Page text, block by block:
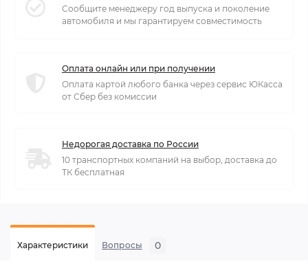
Сообщите менеджеру год выпуска и поколение
автомобиля и мы гарантируем совместимость
Оплата онлайн или при получении
Оплата картой любого банка через сервис ЮКасса
от Сбер без комиссии
Недорогая доставка по России
10 транспортных компаний на выбор, доставка до
ТК бесплатная
Характеристики Вопросы 0